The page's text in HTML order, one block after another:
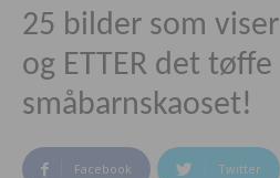
25 bilder som
og ETTER det tøffe
småbarnskaoset!
Facebook Twitter